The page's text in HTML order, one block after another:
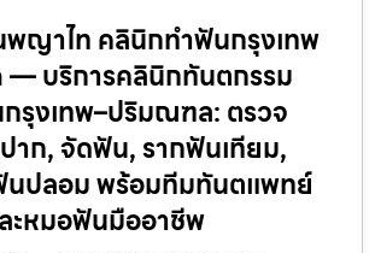
ญาไท คลินิกทำฟันกรุงเทพ
บริการคลินิกทันตกรรม
กรุงเทพ–ปริมณฑล: ตรวจ
าก, จัดฟัน, รากฟันเทียม,
ปลอม พร้อมทีมทันตแพทย์
ะหมอฟันมืออาชีพ